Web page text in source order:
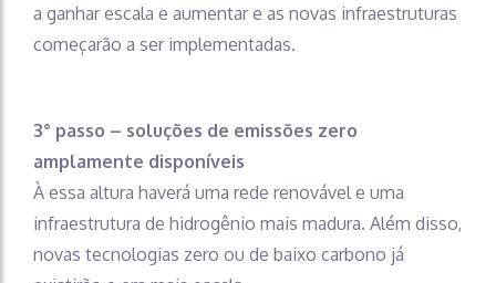
a ganhar escala e aumentar e as novas infraestruturas
começarão a ser implementadas.
3° passo – soluções de emissões zero
amplamente disponíveis
À essa altura haverá uma rede renovável e uma
infraestrutura de hidrogênio mais madura. Além disso,
novas tecnologias zero ou de baixo carbono já